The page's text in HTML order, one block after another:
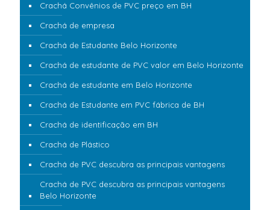
Crachá Convênios de PVC preço em BH
Crachá de empresa
Crachá de Estudante Belo Horizonte
Crachá de estudante de PVC valor em Belo Horizonte
Crachá de estudante em Belo Horizonte
Crachá de Estudante em PVC fábrica de BH
Crachá de identificação em BH
Crachá de Plástico
Crachá de PVC descubra as principais vantagens
Crachá de PVC descubra as principais vantagens
Belo Horizonte